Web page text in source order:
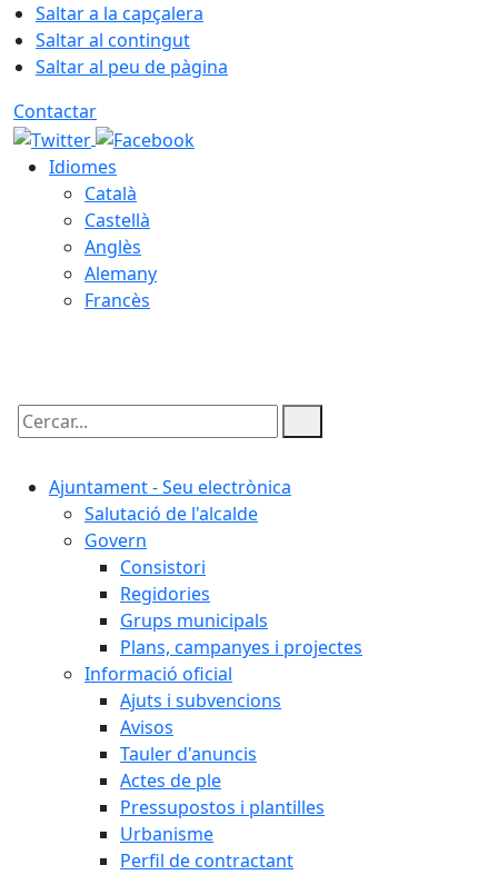
Saltar a la capçalera
Saltar al contingut
Saltar al peu de pàgina
Contactar
Idiomes
Català
Castellà
Anglès
Alemany
Francès
Cercar:
Ajuntament - Seu electrònica
Salutació de l'alcalde
Govern
Consistori
Regidories
Grups municipals
Plans, campanyes i projectes
Informació oficial
Ajuts i subvencions
Avisos
Tauler d'anuncis
Actes de ple
Pressupostos i plantilles
Urbanisme
Perfil de contractant